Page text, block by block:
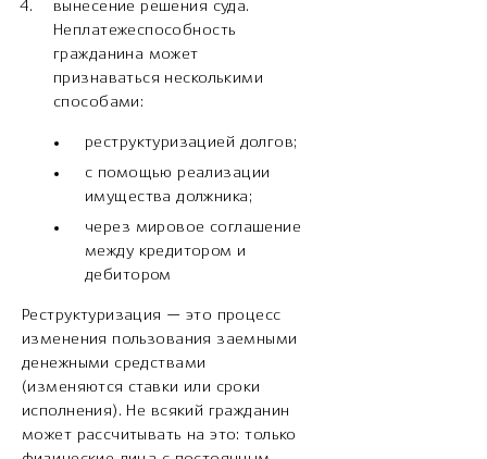
вынесение решения суда.
Неплатежеспособность
гражданина может
признаваться несколькими
способами:
реструктуризацией долгов;
с помощью реализации
имущества должника;
через мировое соглашение
между кредитором и
дебитором
Реструктуризация — это процесс
изменения пользования заемными
денежными средствами
(изменяются ставки или сроки
исполнения). Не всякий гражданин
может рассчитывать на это: только